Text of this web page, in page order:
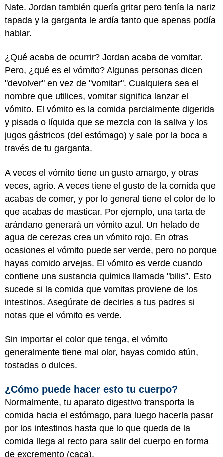
Nate. Jordan también quería gritar pero tenía la nariz
tapada y la garganta le ardía tanto que apenas podía
hablar.
¿Qué acaba de ocurrir? Jordan acaba de vomitar.
Pero, ¿qué es el vómito? Algunas personas dicen
"devolver" en vez de "vomitar". Cualquiera sea el
nombre que utilices, vomitar significa lanzar el
vómito. El vómito es la comida parcialmente digerida
y pisada o líquida que se mezcla con la saliva y los
jugos gástricos (del estómago) y sale por la boca a
través de tu garganta.
A veces el vómito tiene un gusto amargo, y otras
veces, agrio. A veces tiene el gusto de la comida que
acabas de comer, y por lo general tiene el color de lo
que acabas de masticar. Por ejemplo, una tarta de
arándano generará un vómito azul. Un helado de
agua de cerezas crea un vómito rojo. En otras
ocasiones el vómito puede ser verde, pero no porque
hayas comido arvejas. El vómito es verde cuando
contiene una sustancia química llamada "bilis". Esto
sucede si la comida que vomitas proviene de los
intestinos. Asegúrate de decirles a tus padres si
notas que el vómito es verde.
Sin importar el color que tenga, el vómito
generalmente tiene mal olor, hayas comido atún,
tostadas o dulces.
¿Cómo puede hacer esto tu cuerpo?
Normalmente, tu aparato digestivo transporta la
comida hacia el estómago, para luego hacerla pasar
por los intestinos hasta que lo que queda de la
comida llega al recto para salir del cuerpo en forma
de excremento (caca).